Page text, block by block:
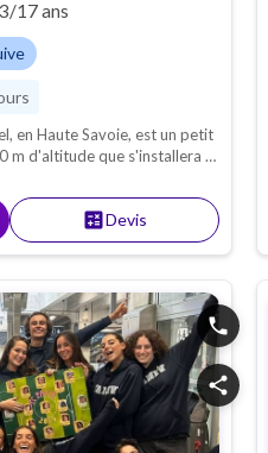
17 ans
en Haute Savoie, est un petit
m d'altitude que s'installera la
une certaine "magie" entre
calculateDevis
phone
share